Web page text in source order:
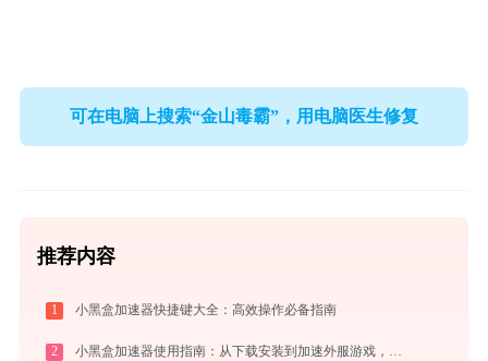
可在电脑上搜索“金山毒霸”，用电脑医生修复
推荐内容
1 小黑盒加速器快捷键大全：高效操作必备指南
2 小黑盒加速器使用指南：从下载安装到加速外服游戏，免费版够用吗